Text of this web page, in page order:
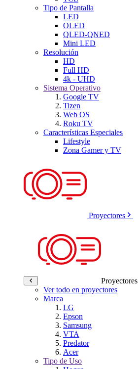
Tipo de Pantalla
LED
OLED
QLED-QNED
Mini LED
Resolución
HD
Full HD
4k - UHD
Sistema Operativo
Google TV
Tizen
Web OS
Roku TV
Características Especiales
Lifestyle
Zona Gamer y TV
Proyectores
Proyectores
Ver todo en proyectores
Marca
LG
Epson
Samsung
VTA
Predator
Acer
Tipo de Uso